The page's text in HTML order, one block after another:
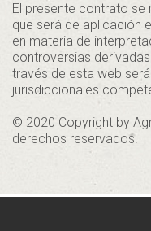
El presente contrato se
que será de aplicación
en materia de
controversias
través de esta web
jurisdiccionales
© 2020 Copyright by
derechos reservados.